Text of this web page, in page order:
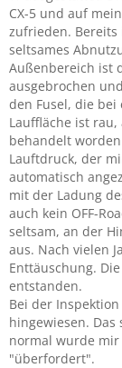
CX-5 und auf
zufrieden. Bereits
seltsames
Außenbereich ist
ausgebrochen
den Fusel, die bei
Lauffläche ist
behandelt
Lauftdruck, der
automatisch
mit der Ladung
auch kein OFF-
seltsam, an der
aus. Nach vielen
Enttäuschung.
entstanden.
Bei der
hingewiesen.
normal wurde mir
"überfordert".